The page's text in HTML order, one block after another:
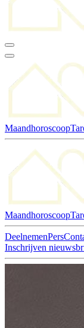
Maandhoroscoop
Maandhoroscoop
DeelnemenPers
Inschrijven